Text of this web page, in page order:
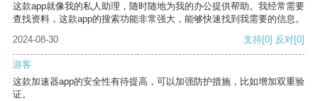
这款app就像我的私人助理，随时随地为我的办公提供帮助。我经常需要
查找资料，这款app的搜索功能非常强大，能够快速找到我需要的信息。
2024-08-30
支持[0] 反对[0]
游客
这款加速器app的安全性有待提高，可以加强防护措施，比如增加双重验
证。